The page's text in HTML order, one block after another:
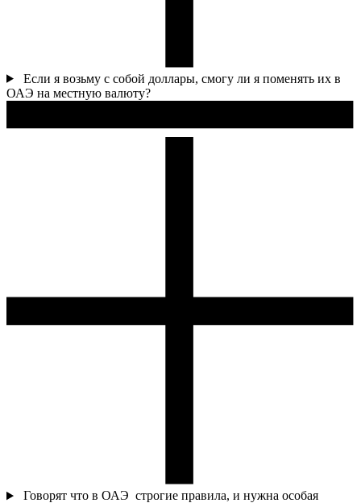
Если я возьму с собой доллары, смогу ли я поменять их в
ОАЭ на местную валюту?
Говорят что в ОАЭ строгие правила, и нужна особая